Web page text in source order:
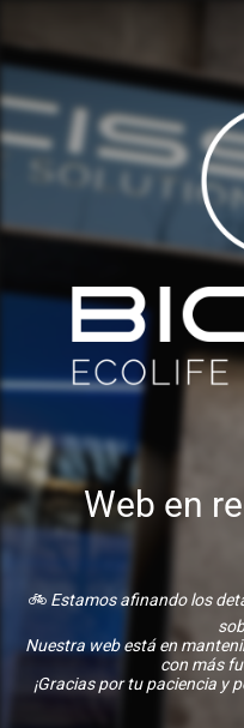
Web en
🚲 Estamos afinando los
Nuestra web está en
con más
¡Gracias por tu paciencia y